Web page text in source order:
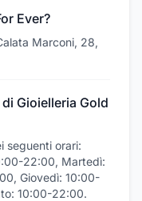
Ever?
Marconi, 28,
Gioielleria Gold
seguenti orari:
22:00, Martedì:
Giovedì: 10:00-
10:00-22:00.